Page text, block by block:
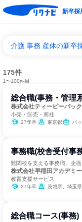
新卒採
介護 事務 産休の新卒
175件
1〜100件目
総合職(事務・管理
株式会社ティーピーパック
小売・卸売・商社
27年卒 東京都 バ
事務職(校舎受付事
難関校を支える事務職。企
株式会社早稲田アカデミー
教育支援サービス
27年卒 茨城県、埼玉
総合職コース(事務)